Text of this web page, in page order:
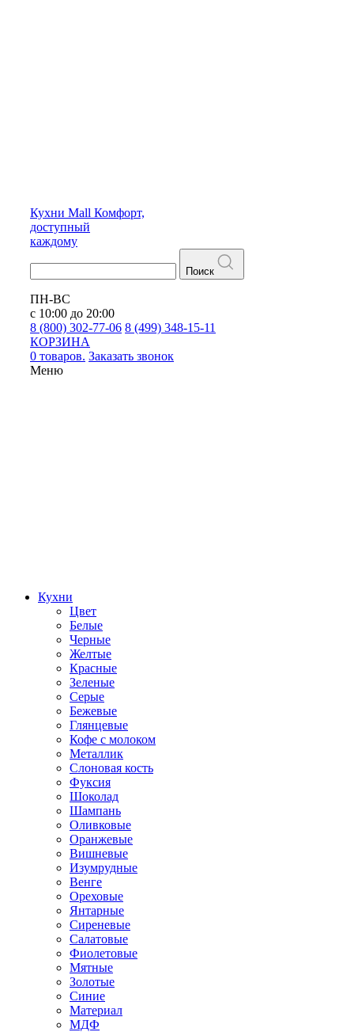
Кухни Mall Комфорт,
доступный
каждому
Поиск
ПН-ВС
с 10:00 до 20:00
8 (800) 302-77-06 8 (499) 348-15-11
КОРЗИНА
0 товаров. Заказать звонок
Меню
Кухни
Цвет
Белые
Черные
Желтые
Красные
Зеленые
Серые
Бежевые
Глянцевые
Кофе с молоком
Металлик
Слоновая кость
Фуксия
Шоколад
Шампань
Оливковые
Оранжевые
Вишневые
Изумрудные
Венге
Ореховые
Янтарные
Сиреневые
Салатовые
Фиолетовые
Мятные
Золотые
Синие
Материал
МДФ